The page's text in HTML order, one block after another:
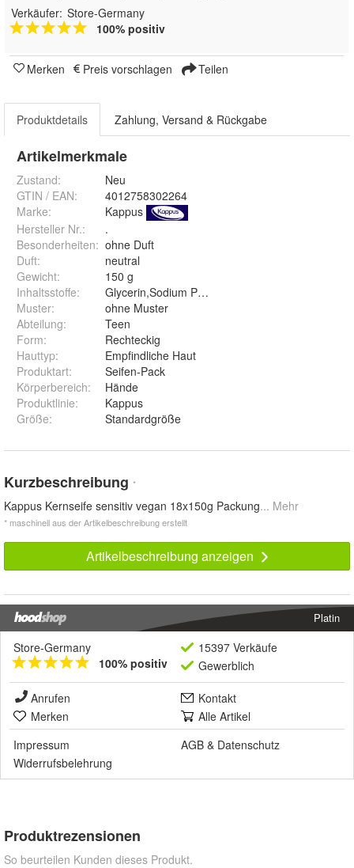
Verkäufer: Store-Germany
100% positiv
Merken Preis vorschlagen Teilen
Produktdetails Zahlung, Versand & Rückgabe
Artikelmerkmale
Zustand:
Neu
GTIN / EAN:
4012758302264
Marke:
Kappus
Hersteller Nr.:
.
Besonderheiten: ohne Duft
Duft:
neutral
Gewicht:
150 g
Inhaltsstoffe:
Glycerin,Sodium Palmate
Muster:
ohne Muster
Abteilung:
Teen
Form:
Rechteckig
Hauttyp:
Empfindliche Haut
Produktart:
Seifen-Pack
Körperbereich:
Hände
Produktlinie:
Kappus
Größe: Standardgröße
Kurzbeschreibung *
Kappus Kernseife sensitiv vegan 18x150g Packung... Mehr
* maschinell aus der Artikelbeschreibung erstellt
Artikelbeschreibung anzeigen
Platin
Store-Germany
100% positiv
15397 Verkäufe
Gewerblich
Anrufen
Kontakt
Merken
Alle Artikel
Impressum
AGB & Datenschutz
Widerrufsbelehrung
Produktrezensionen
So beurteilen Kunden dieses Produkt.